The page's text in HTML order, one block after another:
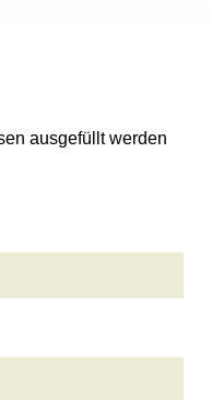
ausgefüllt werden